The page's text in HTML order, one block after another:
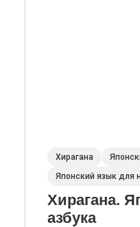
Хирагана
Японский язык для
Хирагана.
азбука